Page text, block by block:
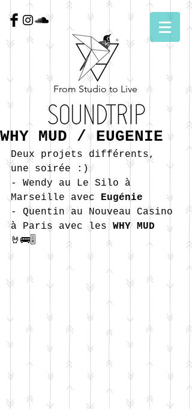
From Studio to Live
WHY MUD / EUGENIE
Deux projets différents,
une soirée :)
- Wendy au Le Silo à
Marseille avec Eugénie
- Quentin au Nouveau Casino
à Paris avec les WHY MUD
🤘🚌🎚️